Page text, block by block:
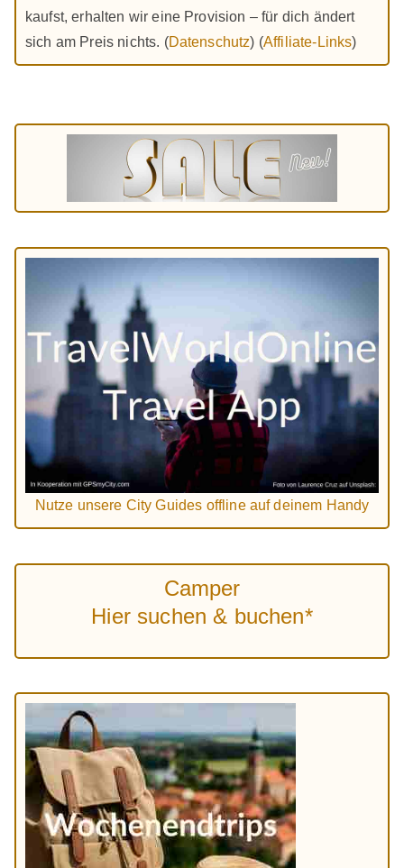
kaufst, erhalten wir eine Provision – für dich ändert
sich am Preis nichts. (Datenschutz) (Affiliate-Links)
Nutze unsere City Guides offline auf deinem Handy
Camper
Hier suchen & buchen*